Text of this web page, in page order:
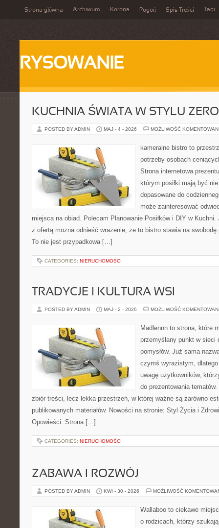
Strona główna Archiwum Korona Pogoń Spis Treści Tagi
RYSOWANIE
KUCHNIA ŚWIATA W STYLU
POSTED BY ADMIN MAJ - 4 - 2026 MOŻLIWOŚĆ
kameralne bistro to
potrzeby osobach
Strona internetowa
którym posiłki mają być
dopasowane do
może zainteresować
miejsca na obiad. Polecam Planowanie Posiłków i DIY w
z ofertą można odnieść wrażenie, że to bistro stawia na swobodę
To nie jest przypadkowa […]
CATEGORIES: NIERUCHOMOŚCI
TRADYCJE I KULTURA WSI
POSTED BY ADMIN MAJ - 2 - 2026 MOŻLIWOŚĆ
Madlennn to strona, które
przemyślany punkt w sieci
pomysłów. Już sama
czymś wyrazistym,
uwagę użytkowników,
do prezentowania
zbiór treści, lecz lekka przestrzeń, w której ważne są zarówno
publikowanych materiałów. Nowości na stronie: Styl Życia i
Opowieści. Strona […]
CATEGORIES: NIERUCHOMOŚCI
ZABAWA I ROZWÓJ
POSTED BY ADMIN KWI - 30 - 2026 MOŻLIWOŚĆ
Wallaboo to ciekawe
o rodzicach, którzy